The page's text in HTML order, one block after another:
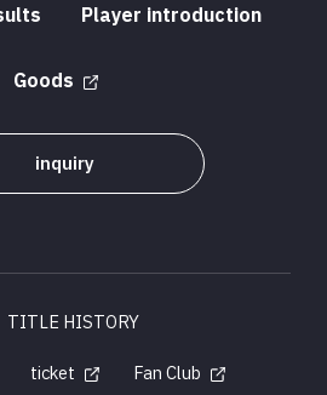
Player introduction
Goods
inquiry
TITLE HISTORY
ticket
Fan Club